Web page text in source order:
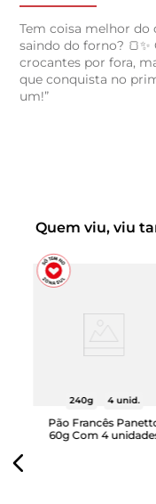
Tem coisa melhor do
saindo do forno? 🍞✨
crocantes por fora,
que conquista no
um!”
Quem viu, viu
240g 4 unid.
Pão Francês
60g Com 4